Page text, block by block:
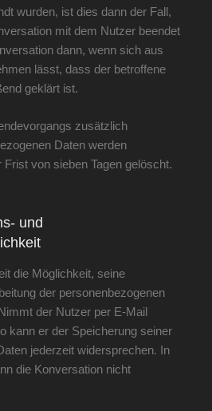
wurden, ist dies dann der Fall,
mit dem Nutzer beendet
dann, wenn sich aus
lässt, dass der betroffene
geklärt ist.
zusätzlich
Daten werden
von sieben Tagen gelöscht.
und
die Möglichkeit, seine
der personenbezogenen
der Nutzer per E-Mail
kann er der Speicherung seiner
jederzeit widersprechen. In
die Konversation nicht